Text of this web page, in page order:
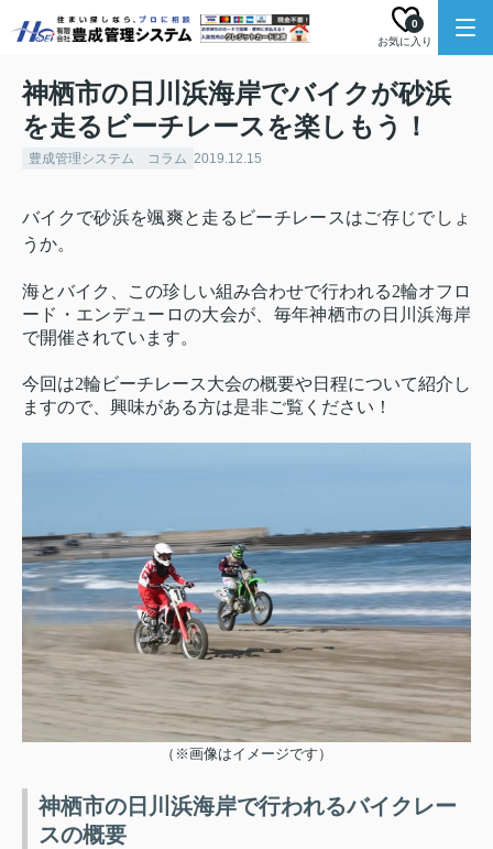
お気に入り
0
神栖市の日川浜海岸でバイクが砂浜
を走るビーチレースを楽しもう！
豊成管理システム コラム 2019.12.15
バイクで砂浜を颯爽と走るビーチレースはご存じでしょ
うか。
海とバイク、この珍しい組み合わせで行われる2輪オフロ
ード・エンデューロの大会が、毎年神栖市の日川浜海岸
で開催されています。
今回は2輪ビーチレース大会の概要や日程について紹介し
ますので、興味がある方は是非ご覧ください！
（※画像はイメージです）
神栖市の日川浜海岸で行われるバイクレー
スの概要